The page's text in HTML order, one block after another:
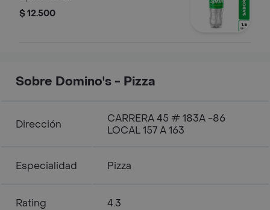
$ 12.500
Sobre Domino's - Pizza
Dirección
CARRERA 45 # 183A -86
LOCAL 157 A 163
Especialidad Pizza
Rating 4.3